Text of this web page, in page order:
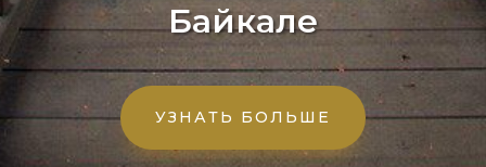
Байкале
УЗНАТЬ БОЛЬШЕ